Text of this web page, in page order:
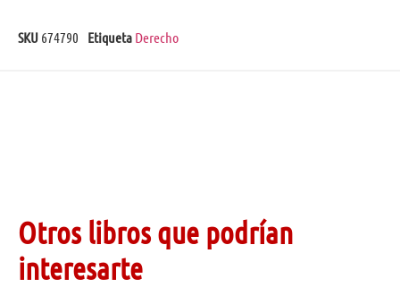
SKU 674790 Etiqueta Derecho
Otros libros que podrían
interesarte